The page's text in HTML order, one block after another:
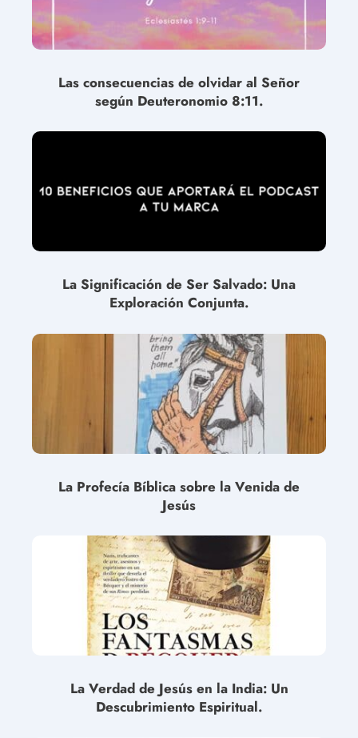
Las consecuencias de olvidar al Señor
según Deuteronomio 8:11.
La Significación de Ser Salvado: Una
Exploración Conjunta.
La Profecía Bíblica sobre la Venida de
Jesús
La Verdad de Jesús en la India: Un
Descubrimiento Espiritual.